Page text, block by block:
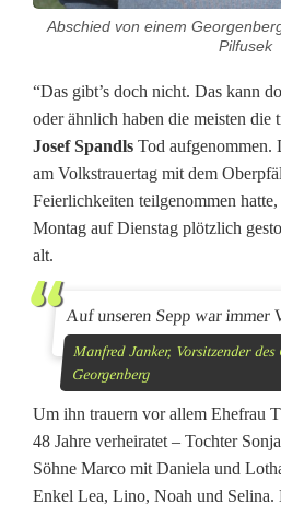
G
o
r
g
e
n
b
g
e
Abschied von einem
Pilfusek
“Das gibt’s doch nicht. Das kann
oder ähnlich haben die meisten die
Josef Spandls Tod aufgenommen.
am Volkstrauertag mit dem
Feierlichkeiten teilgenommen
Montag auf Dienstag plötzlich
alt.
Auf unseren Sepp war immer
Manfred Janker, Vorsitzender
Georgenberg
Um ihn trauern vor allem Ehefrau
48 Jahre verheiratet – Tochter
Söhne Marco mit Daniela und
Enkel Lea, Lino, Noah und Selina.